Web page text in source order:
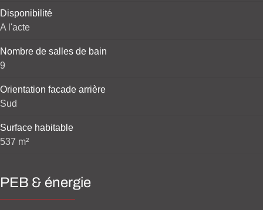
Disponibilité
A l'acte
Nombre de salles de bain
9
Orientation facade arrière
Sud
Surface habitable
537 m²
PEB & énergie